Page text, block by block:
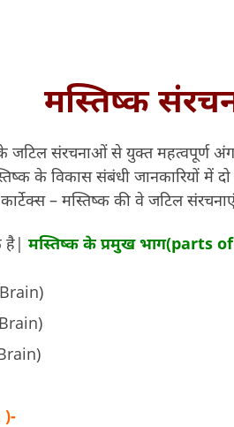
मस्तिष्क
जटिल संरचनाओं से युक्त महत्वपूर्ण
के विकास संबंधी जानकारियों में
कार्टेक्स – मस्तिष्क की वे जटिल
है| मस्तिष्क के प्रमुख भाग(parts
)-